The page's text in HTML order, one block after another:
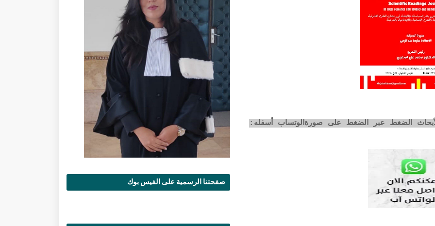
الضغط عبر الضغط على صورةالوتساب أسفله:
صفحتنا الرسمية على الفيس بوك